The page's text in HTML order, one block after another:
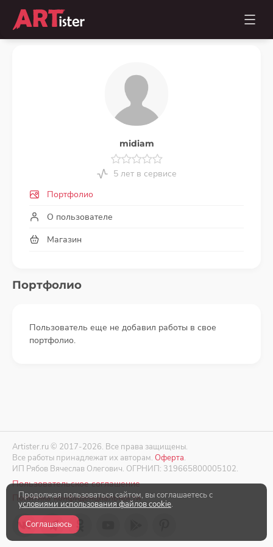
midiam
5 лет в сервисе
Портфолио
О пользователе
Магазин
Портфолио
Пользователь еще не добавил работы в свое
портфолио.
Artister.ru © 2017-2026. Все права защищены.
Все работы принадлежат их авторам. Оферта.
ИП Рябов Вячеслав Олегович. ОГРНИП: 319665800005102.
Пользовательское соглашение
Политика конфиденциальности
Продолжая пользоваться сайтом, вы соглашаетесь с
условиями использования файлов cookie.
Соглашаюсь